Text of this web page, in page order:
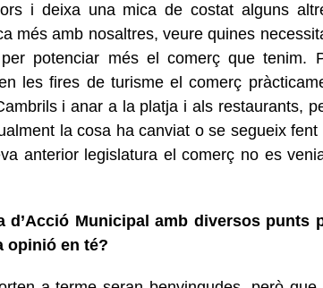
i deixa una mica de costat alguns
més amb nosaltres, veure quines
potenciar més el comerç que tenim.
les fires de turisme el comerç
i anar a la platja i als restaurants,
la cosa ha canviat o se segueix fent
anterior legislatura el comerç no es
d’Acció Municipal amb diversos punts
opinió en té?